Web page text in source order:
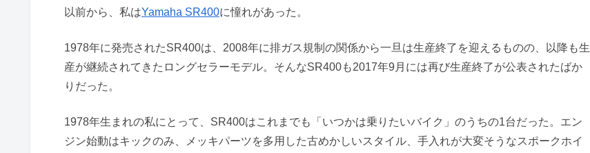
以前から、私はYamaha SR400に憧れがあった。
1978年に発売されたSR400は、2008年に排ガス規制の関係から一旦は生産終了を迎えるものの、以降も生
産が継続されてきたロングセラーモデル。そんなSR400も2017年9月には再び生産終了が公表されたばか
りだった。
1978年生まれの私にとって、SR400はこれまでも「いつかは乗りたいバイク」のうちの1台だった。エン
ジン始動はキックのみ、メッキパーツを多用した古めかしいスタイル、手入れが大変そうなスポークホイ